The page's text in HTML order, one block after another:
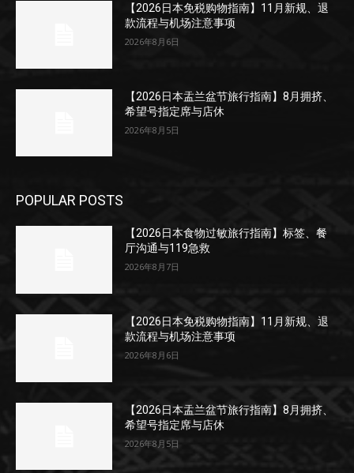
【2026日本免税购物指南】11月新规、退
款流程与机场注意事项
2026年8月6日
【2026日本盂兰盆节旅行指南】8月拥挤、
希望号指定席与店休
2026年8月5日
POPULAR POSTS
【2026日本食物过敏旅行指南】标签、餐
厅沟通与119急救
2026年8月7日
【2026日本免税购物指南】11月新规、退
款流程与机场注意事项
2026年8月6日
【2026日本盂兰盆节旅行指南】8月拥挤、
希望号指定席与店休
2026年8月5日